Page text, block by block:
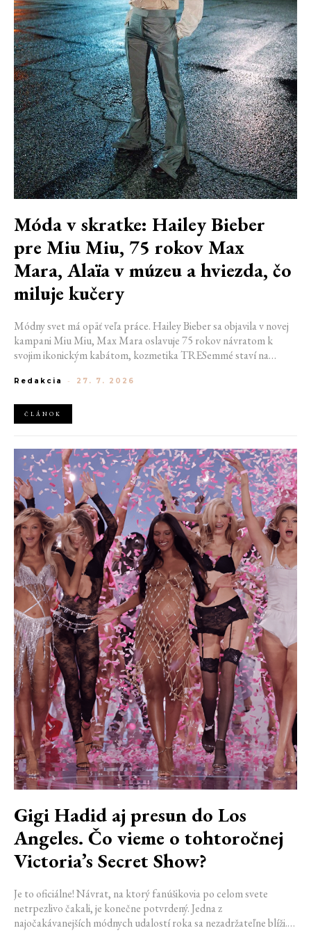
Móda v skratke: Hailey Bieber
pre Miu Miu, 75 rokov Max
Mara, Alaïa v múzeu a hviezda, čo
miluje kučery
Módny svet má opäť veľa práce. Hailey Bieber sa objavila v novej
kampani Miu Miu, Max Mara oslavuje 75 rokov návratom k
svojim ikonickým kabátom, kozmetika TRESemmé staví na
a v San Franciscu pripravujú prvú veľkú americkú retrospektívu
Redakcia - 27. 7. 2026
ČLÁNOK
Gigi Hadid aj presun do Los
Angeles. Čo vieme o tohtoročnej
Victoria’s Secret Show?
Je to oficiálne! Návrat, na ktorý fanúšikovia po celom svete
netrpezlivo čakali, je konečne potvrdený. Jedna z
najočakávanejších módnych udalostí roka sa nezadržateľne blíži.